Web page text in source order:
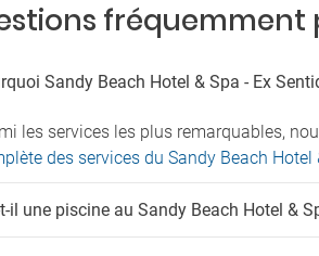
fréquemment
Sandy Beach Hotel & Spa - Ex
les services les plus remarquables,
des services du Sandy Beach Hotel
il une piscine au Sandy Beach Hotel &